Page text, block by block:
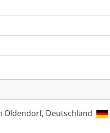
Oldendorf, Deutschland